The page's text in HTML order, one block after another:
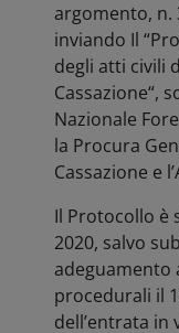
argomento, n.
inviando Il
degli atti civili
Cassazione“,
Nazionale
la Procura
Cassazione e
Il Protocollo è
2020, salvo
adeguamento
procedurali il
dell’entrata in